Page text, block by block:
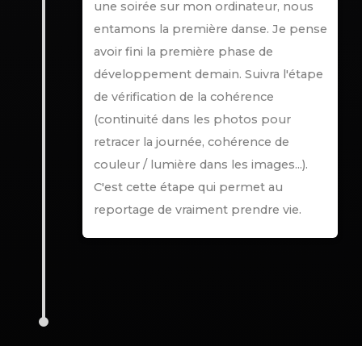
une soirée sur mon ordinateur, nous
entamons la première danse. Je pense
avoir fini la première phase de
développement demain. Suivra l'étape
de vérification de la cohérence
(continuité dans les photos pour
retracer la journée, cohérence de
couleur / lumière dans les images...).
C'est cette étape qui permet au
reportage de vraiment prendre vie.